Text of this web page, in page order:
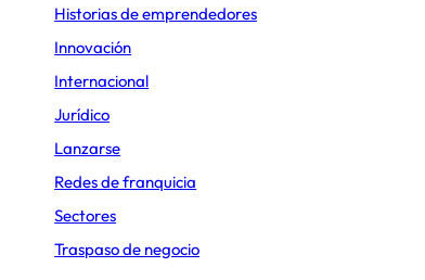
Deportes y Ocio
Diseño de cocinas
Hamburguesas
Heladerías
Hostelería y Restauración
Historias de emprendedores
Innovación
Internacional
Jurídico
Lanzarse
Redes de franquicia
Sectores
Traspaso de negocio